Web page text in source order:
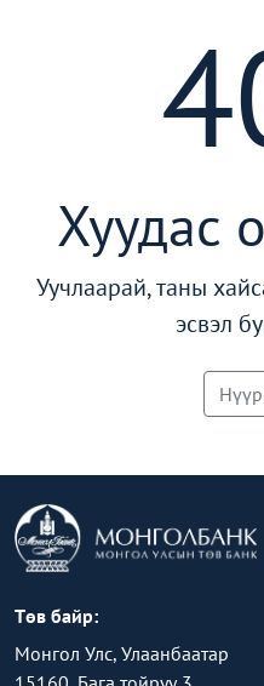
Хуудас
Уучлаарай, таны
эсвэл
Төв байр:
Монгол Улс, Улаанбаатар